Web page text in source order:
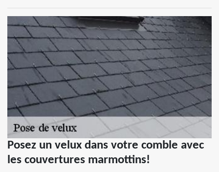
Posez un velux dans votre comble avec
les couvertures marmottins!